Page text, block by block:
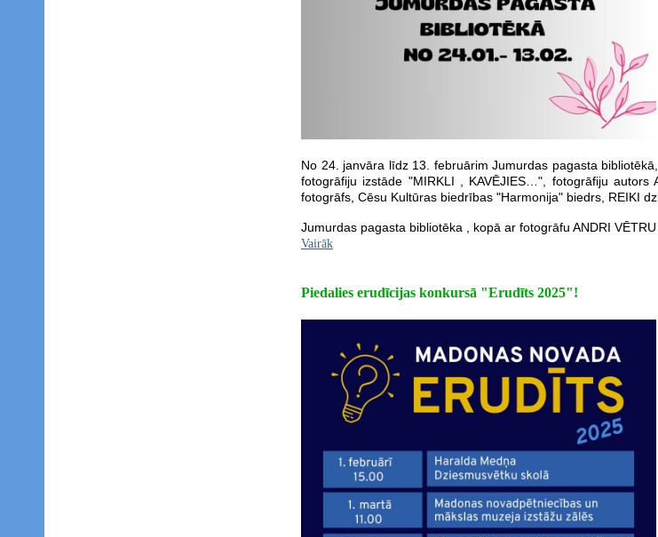
No 24. janvāra līdz 13. februārim Jumurdas pagasta
fotogrāfiju izstāde "MIRKLI , KAVĒJIES…", fotogrāfiju autors
fotogrāfs, Cēsu Kultūras biedrības "Harmonija" biedrs, REIKI
Jumurdas pagasta bibliotēka , kopā ar fotogrāfu ANDRI
Vairāk
Piedalies erudīcijas konkursā "Erudīts 2025"!